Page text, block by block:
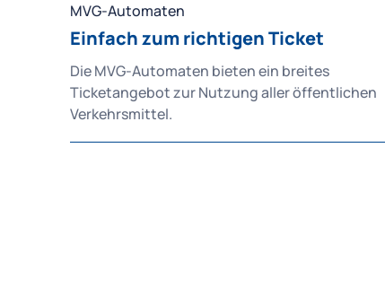
MVG-Automaten
Einfach zum richtigen Ticket
Die MVG-Automaten bieten ein breites
Ticketangebot zur Nutzung aller öffentlichen
Verkehrsmittel.